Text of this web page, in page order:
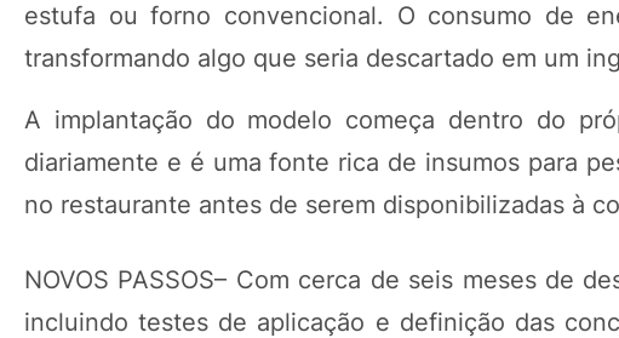
estufa ou forno convencional. O consumo de
transformando algo que seria descartado em um
A implantação do modelo começa dentro do
diariamente e é uma fonte rica de insumos para
no restaurante antes de serem disponibilizadas à
NOVOS PASSOS– Com cerca de seis meses de
incluindo testes de aplicação e definição das